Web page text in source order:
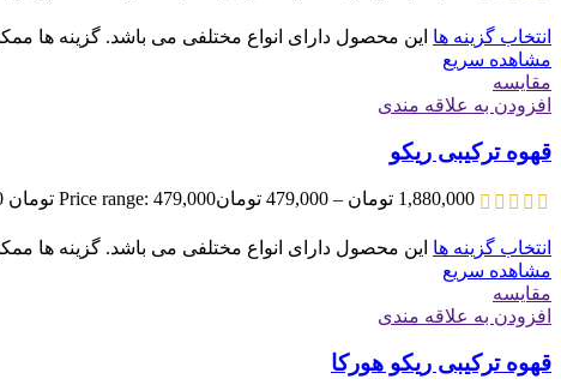
انتخاب گزینه ها این محصول دارای انواع مختلفی می باشد. گزینه
مشاهده سریع
مقایسه
افزودن به علاقه مندی
قهوه ترکیبی ریکو
1,880,000 تومان –
479,000 تومانPrice range: 479,000 تومان through 1,880,000 تومان
انتخاب گزینه ها این محصول دارای انواع مختلفی می باشد. گزینه
مشاهده سریع
مقایسه
افزودن به علاقه مندی
قهوه ترکیبی ریکو هورکا